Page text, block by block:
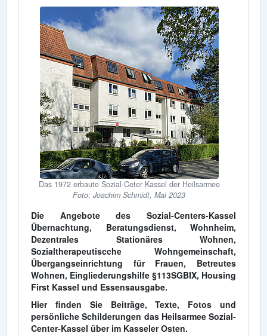
Das 1972 erbaute Sozial-Ceter Kassel der Heilsarmee
Foto: Joachim Schmidt, Mai 2023
Die Angebote des Sozial-Centers-Kassel
Übernachtung, Beratungsdienst, Wohnheim,
Dezentrales Stationäres Wohnen,
Sozialtherapeutiscche Wohngemeinschaft,
Übergangseinrichtung für Frauen, Betreutes
Wohnen, Eingliederungshilfe §113SGBIX, Housing
First Kassel und Essensausgabe.
Hier finden Sie Beiträge, Texte, Fotos und
persönliche Schilderungen das Heilsarmee Sozial-
Center-Kassel über im Kasseler Osten.